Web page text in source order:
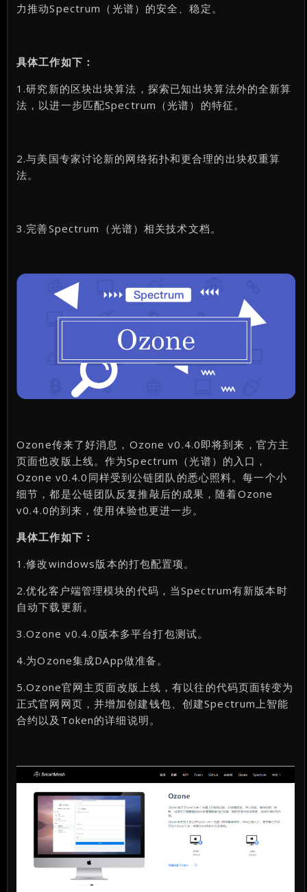
力推动Spectrum（光谱）的安全、稳定。
具体工作如下：
1.研究新的区块出块算法，探索已知出块算法外的全新算
法，以进一步匹配Spectrum（光谱）的特征。
2.与美国专家讨论新的网络拓扑和更合理的出块权重算
法。
3.完善Spectrum（光谱）相关技术文档。
Ozone传来了好消息，Ozone v0.4.0即将到来，官方主
页面也改版上线。作为Spectrum（光谱）的入口，
Ozone v0.4.0同样受到公链团队的悉心照料。每一个小
细节，都是公链团队反复推敲后的成果，随着Ozone
v0.4.0的到来，使用体验也更进一步。
具体工作如下：
1.修改windows版本的打包配置项。
2.优化客户端管理模块的代码，当Spectrum有新版本时
自动下载更新。
3.Ozone v0.4.0版本多平台打包测试。
4.为Ozone集成DApp做准备。
5.Ozone官网主页面改版上线，有以往的代码页面转变为
正式官网网页，并增加创建钱包、创建Spectrum上智能
合约以及Token的详细说明。